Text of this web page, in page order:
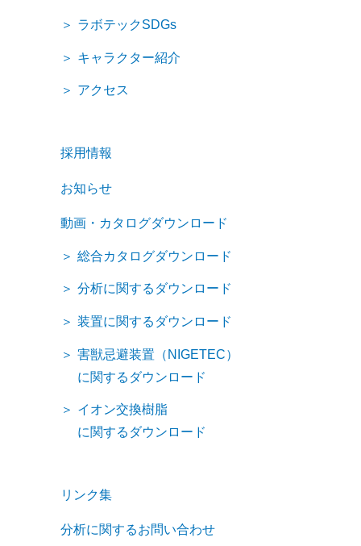
ラボテックSDGs
キャラクター紹介
アクセス
採用情報
お知らせ
動画・カタログダウンロード
総合カタログダウンロード
分析に関するダウンロード
装置に関するダウンロード
害獣忌避装置（NIGETEC）
に関するダウンロード
イオン交換樹脂
に関するダウンロード
リンク集
分析に関するお問い合わせ